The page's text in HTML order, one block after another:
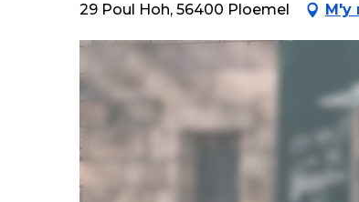
29 Poul Hoh, 56400 Ploemel M'y